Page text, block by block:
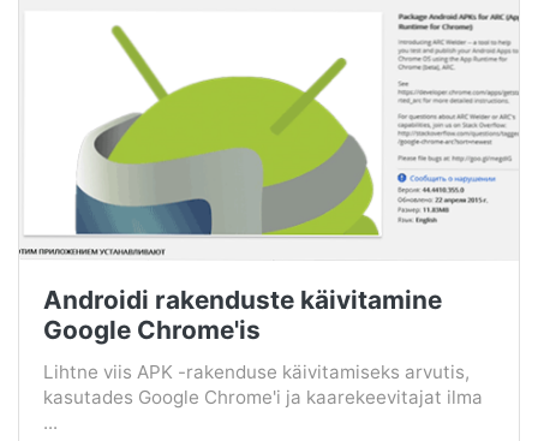
Androidi rakenduste käivitamine
Google Chrome'is
Lihtne viis APK -rakenduse käivitamiseks arvutis,
kasutades Google Chrome'i ja kaarekeevitajat ilma
...